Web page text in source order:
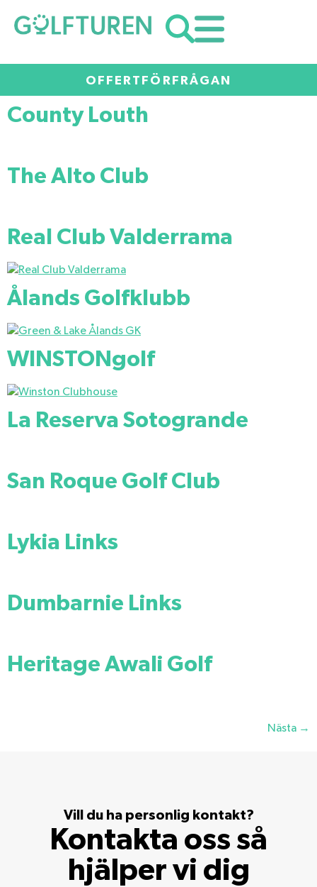
OFFERTFÖRFRÅGAN
County Louth
The Alto Club
Real Club Valderrama
Ålands Golfklubb
WINSTONgolf
La Reserva Sotogrande
San Roque Golf Club
Lykia Links
Dumbarnie Links
Heritage Awali Golf
Nästa →
Vill du ha personlig kontakt?
Kontakta oss så
hjälper vi dig